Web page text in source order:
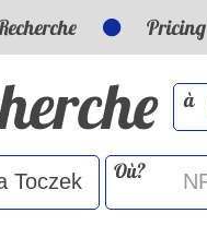
Pricing
à
Où?